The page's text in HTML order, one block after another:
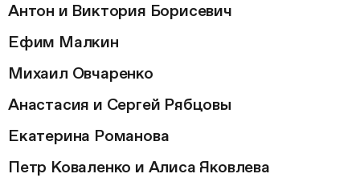
Антон и Виктория Борисевич
Ефим Малкин
Михаил Овчаренко
Анастасия и Сергей Рябцовы
Екатерина Романова
Петр Коваленко и Алиса Яковлева